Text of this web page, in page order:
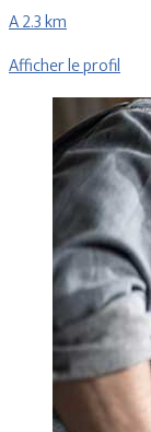
A 2.3 km
Afficher le profil